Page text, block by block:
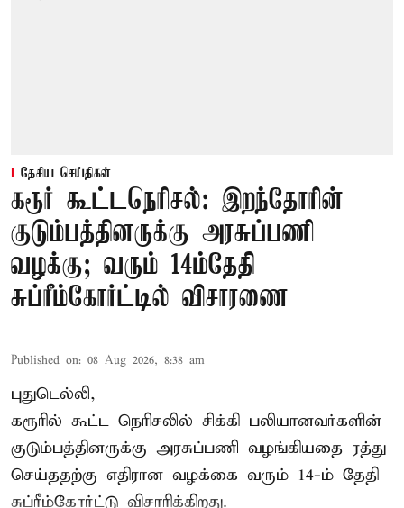
தேசிய செய்திகள்
கரூர் கூட்டநெரிசல்: இறந்தோரின்
குடும்பத்தினருக்கு அரசுப்பணி
வழக்கு; வரும் 14ம்தேதி
சுப்ரீம்கோர்ட்டில் விசாரணை
Published on: 08 Aug 2026, 8:38 am
புதுடெல்லி,
கரூரில் கூட்ட நெரிசலில் சிக்கி பலியானவர்களின்
குடும்பத்தினருக்கு அரசுப்பணி வழங்கியதை ரத்து
செய்ததற்கு எதிரான வழக்கை வரும் 14-ம் தேதி
சுப்ரீம்கோர்ட்டு விசாரிக்கிறது.